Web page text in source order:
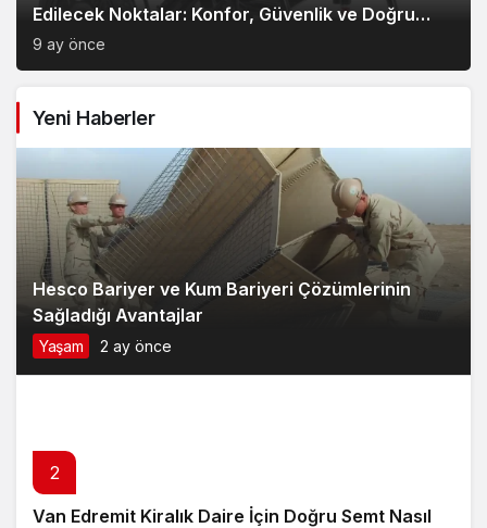
Edilecek Noktalar: Konfor, Güvenlik ve Doğru
Model Tercihi
9 ay önce
Yeni Haberler
Hesco Bariyer ve Kum Bariyeri Çözümlerinin
Sağladığı Avantajlar
Yaşam 2 ay önce
2
Van Edremit Kiralık Daire İçin Doğru Semt Nasıl